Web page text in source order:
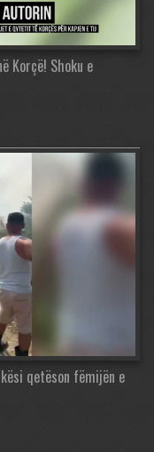
Korçë! Shoku e
qetëson fëmijën e